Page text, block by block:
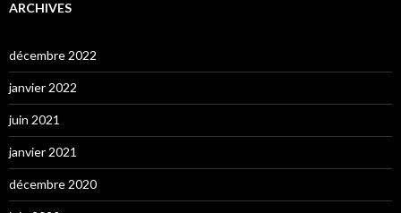
ARCHIVES
décembre 2022
janvier 2022
juin 2021
janvier 2021
décembre 2020